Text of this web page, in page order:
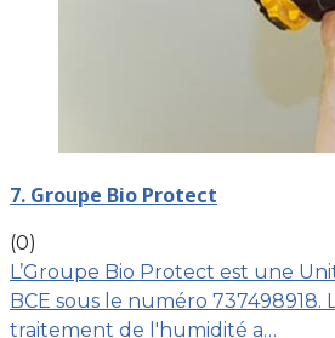
7. Groupe Bio Protect
(0)
L’Groupe Bio Protect est une
BCE sous le numéro 737498918.
traitement de l'humidité a…